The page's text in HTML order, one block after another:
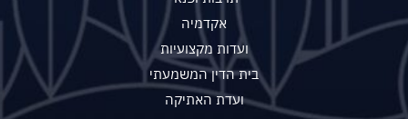
אקדמיה
ועדות מקצועיות
בית הדין המשמעתי
ועדת האתיקה